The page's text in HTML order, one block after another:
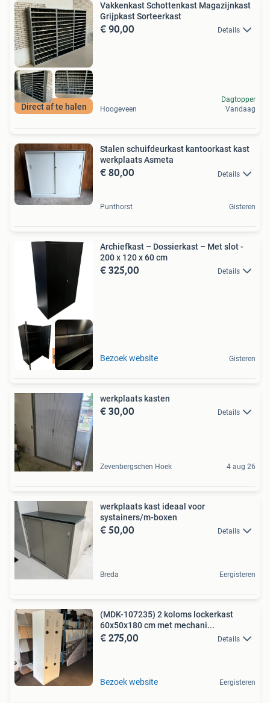
Direct af te halen
Vakkenkast Schottenkast Magazijnkast
Grijpkast Sorteerkast
€ 90,00 Details
Hoogeveen
Dagtopper
Vandaag
Stalen schuifdeurkast kantoorkast kast
werkplaats Asmeta
€ 80,00 Details
Punthorst Gisteren
Gratis levering
Archiefkast – Dossierkast – Met slot -
200 x 120 x 60 cm
€ 325,00 Details
Bezoek website Gisteren
werkplaats kasten
€ 30,00 Details
Zevenbergschen Hoek 4 aug 26
werkplaats kast ideaal voor
systainers/m-boxen
€ 50,00 Details
Breda Eergisteren
(MDK-107235) 2 koloms lockerkast
60x50x180 cm met mechani...
€ 275,00 Details
Bezoek website Eergisteren